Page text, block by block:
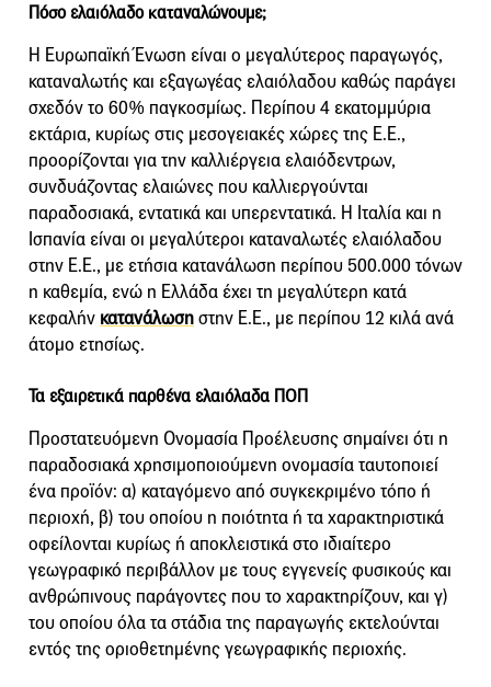
Πόσο ελαιόλαδο καταναλώνουμε;
Η Ευρωπαϊκή Ένωση είναι ο μεγαλύτερος παραγωγός,
καταναλωτής και εξαγωγέας ελαιόλαδου καθώς παράγει
σχεδόν το 60% παγκοσμίως. Περίπου 4 εκατομμύρια
εκτάρια, κυρίως στις μεσογειακές χώρες της Ε.Ε.,
προορίζονται για την καλλιέργεια ελαιόδεντρων,
συνδυάζοντας ελαιώνες που καλλιεργούνται
παραδοσιακά, εντατικά και υπερεντατικά. Η Ιταλία και η
Ισπανία είναι οι μεγαλύτεροι καταναλωτές ελαιόλαδου
στην Ε.Ε., με ετήσια κατανάλωση περίπου 500.000 τόνων
η καθεμία, ενώ η Ελλάδα έχει τη μεγαλύτερη κατά
κεφαλήν κατανάλωσηστην Ε.Ε., με περίπου 12 κιλά ανά
άτομο ετησίως.
Τα εξαιρετικά παρθένα ελαιόλαδα ΠΟΠ
Προστατευόμενη Ονομασία Προέλευσης σημαίνει ότι η
παραδοσιακά χρησιμοποιούμενη ονομασία ταυτοποιεί
ένα προϊόν: α) καταγόμενο από συγκεκριμένο τόπο ή
περιοχή, β) του οποίου η ποιότητα ή τα χαρακτηριστικά
οφείλονται κυρίως ή αποκλειστικά στο ιδιαίτερο
γεωγραφικό περιβάλλον με τους εγγενείς φυσικούς και
ανθρώπινους παράγοντες που το χαρακτηρίζουν, και γ)
του οποίου όλα τα στάδια της παραγωγής εκτελούνται
εντός της οριοθετημένης γεωγραφικής περιοχής.